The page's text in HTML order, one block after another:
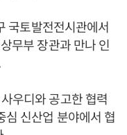
국토발전전시관에서
무부 장관과 만나 인
우디와 공고한 협력
심 신산업 분야에서 협